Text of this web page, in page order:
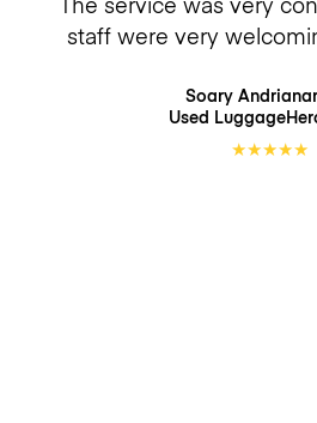
staff were very
Soary
Used
★★★★★